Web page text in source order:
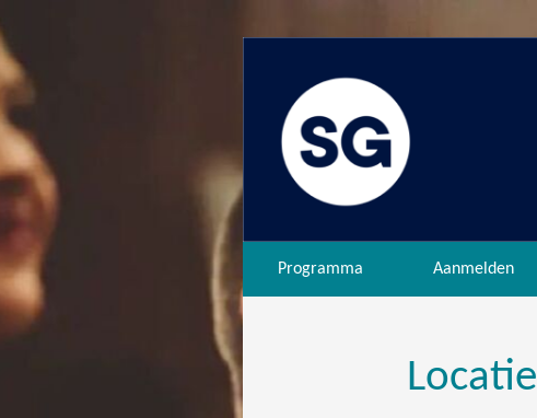
Programma Aanmelden
Locatie